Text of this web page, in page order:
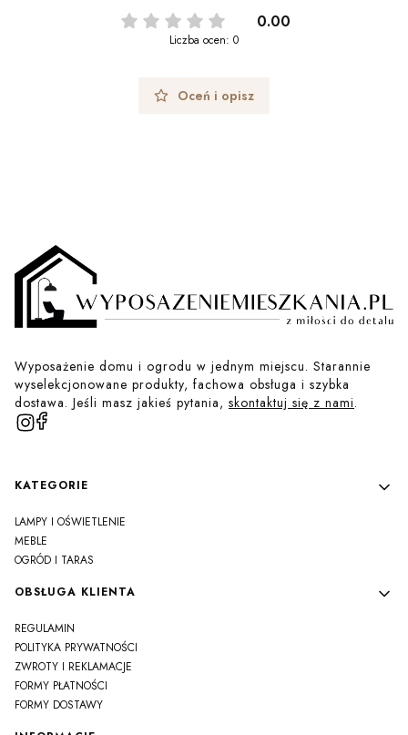
0.00
Liczba ocen: 0
Oceń i opisz
Wyposażenie domu i ogrodu w jednym miejscu. Starannie
wyselekcjonowane produkty, fachowa obsługa i szybka
dostawa. Jeśli masz jakieś pytania, skontaktuj się z nami.
Linki w stopce
KATEGORIE
LAMPY I OŚWIETLENIE
MEBLE
OGRÓD I TARAS
OBSŁUGA KLIENTA
REGULAMIN
POLITYKA PRYWATNOŚCI
ZWROTY I REKLAMACJE
FORMY PŁATNOŚCI
FORMY DOSTAWY